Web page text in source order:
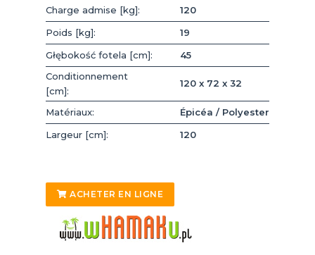
Charge admise [kg]:
120
Poids [kg]:
19
Głębokość fotela [cm]:
45
Conditionnement
[cm]:
120 x 72 x 32
Matériaux:
Épicéa / Polyester
Largeur [cm]:
120
ACHETER EN LIGNE